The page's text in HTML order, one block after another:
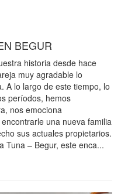
BEGUR
historia desde hace
muy agradable lo
A lo largo de este tiempo, lo
períodos, hemos
nos emociona
una nueva familia
sus actuales propietarios.
Tuna – Begur, este enca...